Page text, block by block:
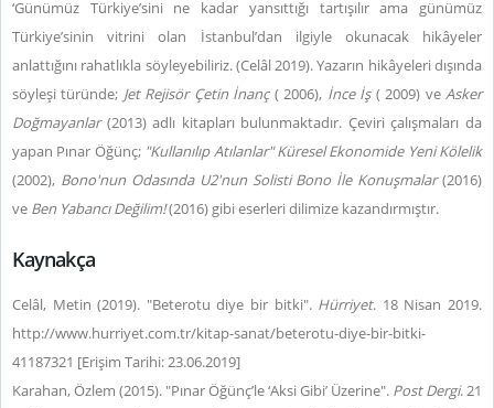
‘Günümüz Türkiye’sini ne kadar yansıttığı tartışılır ama günümüz
Türkiye’sinin vitrini olan İstanbul’dan ilgiyle okunacak hikâyeler
anlattığını rahatlıkla söyleyebiliriz. (Celâl 2019). Yazarın hikâyeleri dışında
söyleşi türünde; Jet Rejisör Çetin İnanç( 2006), İnce İş( 2009) veAsker
Doğmayanlar(2013) adlı kitapları bulunmaktadır. Çeviri çalışmaları da
yapan Pınar Öğünç; "Kullanılıp Atılanlar" Küresel Ekonomide Yeni Kölelik
(2002), Bono'nun Odasında U2'nun Solisti Bono İle Konuşmalar(2016)
ve Ben Yabancı Değilim!(2016) gibi eserleri dilimize kazandırmıştır.
Kaynakça
Celâl, Metin (2019). "Beterotu diye bir bitki". Hürriyet. 18 Nisan 2019.
http://www.hurriyet.com.tr/kitap-sanat/beterotu-diye-bir-bitki-
41187321 [Erişim Tarihi: 23.06.2019]
Karahan, Özlem (2015). "Pınar Öğünç’le ‘Aksi Gibi’ Üzerine". Post Dergi. 21